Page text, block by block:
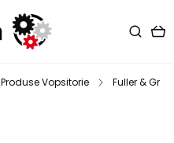
Produse Vopsitorie Fuller &